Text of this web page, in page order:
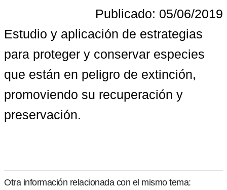
Publicado: 05/06/2019
Estudio y aplicación de estrategias
para proteger y conservar especies
que están en peligro de extinción,
promoviendo su recuperación y
preservación.
Otra información relacionada con el mismo tema: